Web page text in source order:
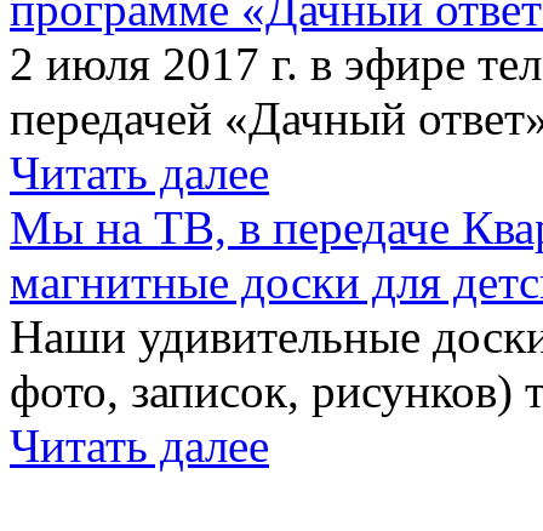
2 июля 2017 г. в эфире
передачей «Дачный
Читать далее
Мы на ТВ, в передаче
магнитные доски для
Наши удивительные
фото, записок,
Читать далее